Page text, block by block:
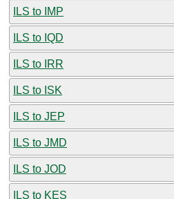
ILS to IMP
ILS to IQD
ILS to IRR
ILS to ISK
ILS to JEP
ILS to JMD
ILS to JOD
ILS to KES